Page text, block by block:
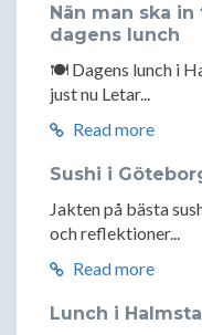
Nän man ska
dagens lunch
🍽️ Dagens lunch i
just nu Letar...
Read more
Sushi i
Jakten på bästa
och reflektioner...
Read more
Lunch i